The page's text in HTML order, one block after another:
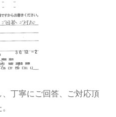
丁寧にご回答、ご対応頂